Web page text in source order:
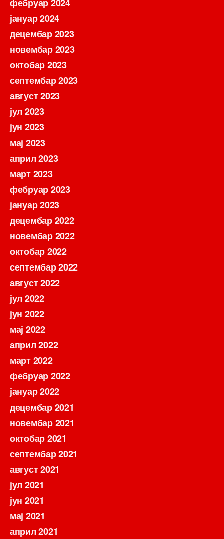
фебруар 2024
јануар 2024
децембар 2023
новембар 2023
октобар 2023
септембар 2023
август 2023
јул 2023
јун 2023
мај 2023
април 2023
март 2023
фебруар 2023
јануар 2023
децембар 2022
новембар 2022
октобар 2022
септембар 2022
август 2022
јул 2022
јун 2022
мај 2022
април 2022
март 2022
фебруар 2022
јануар 2022
децембар 2021
новембар 2021
октобар 2021
септембар 2021
август 2021
јул 2021
јун 2021
мај 2021
април 2021